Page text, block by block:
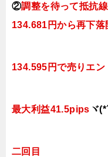
②調整を待って抵抗線
134.681円から再下
134.595円で売りエン
最大利益41.5pips ヾ
二回目